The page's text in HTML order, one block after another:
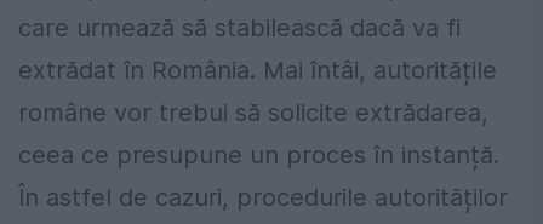
care urmează să stabilească dacă va fi
extrădat în România. Mai întâi, autoritățile
române vor trebui să solicite extrădarea,
ceea ce presupune un proces în instanță.
În astfel de cazuri, procedurile autorităților